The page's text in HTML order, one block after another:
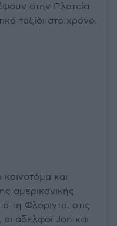
στην Πλατεία
ταξίδι στο χρόνο.
και
αμερικανικής
τη Φλόριντα, στις
αδελφοί Jon και